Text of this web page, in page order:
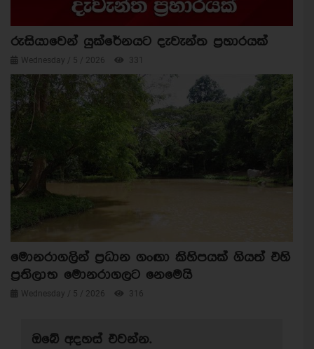
රුසියාවෙන් යුක්රේනයට දැවැන්ත ප්‍රහාරයක්
Wednesday / 5 / 2026 331
මොනරාගලින් ප්‍රධාන ගංඟා කිහිපයක් ගියත් එහි
ප්‍රතිලාභ මොනරාගලට නෙමෙයි
Wednesday / 5 / 2026 316
ඔබේ අදහස් එවන්න.